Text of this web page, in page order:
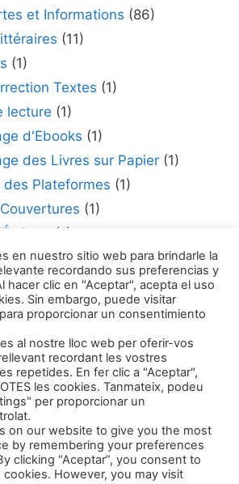
et Informations (86)
(11)
(1)
Textes (1)
lecture (1)
d'Ebooks (1)
des Livres sur Papier(1)
des Plateformes (1)
(1)
(1)
en édition(1)
Votre Travail(1)
(1)
en nuestro sitio web para brindarle la
recordando sus preferencias y
hacer clic en "Aceptar", acepta el uso
Sin embargo, puede visitar
proporcionar un consentimiento
al nostre lloc web per oferir-vos
recordant les vostres
repetides. En fer clic a "Aceptar",
les cookies. Tanmateix, podeu
per proporcionar un
on our website to give you the most
by remembering your preferences
clicking “Aceptar”, you consent to
However, you may visit